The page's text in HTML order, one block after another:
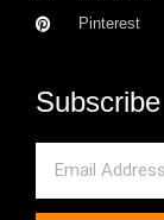
Pinterest
Subscribe